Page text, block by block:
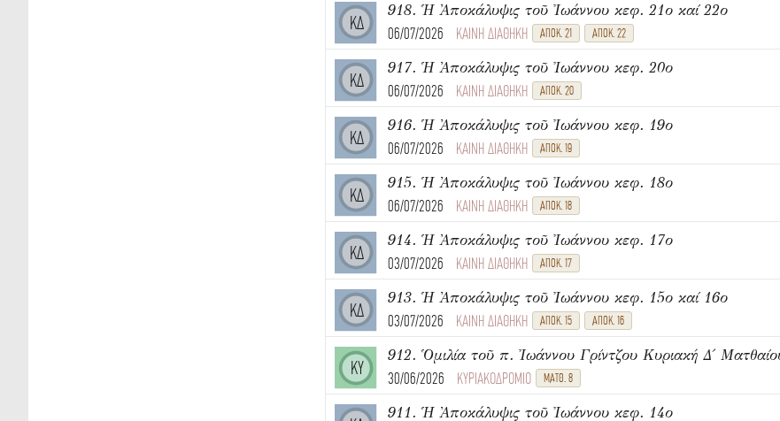
ΚΔ
918. Ἡ Ἀποκάλυψις τοῦ Ἰωάννου κεφ. 21ο καί 22ο
06/07/2026
ΚΑΙΝΗ ΔΙΑΘΗΚΗ ΑΠΟΚ. 21 ΑΠΟΚ. 22
ΚΔ
917. Ἡ Ἀποκάλυψις τοῦ Ἰωάννου κεφ. 20ο
06/07/2026
ΚΑΙΝΗ ΔΙΑΘΗΚΗ ΑΠΟΚ. 20
ΚΔ
916. Ἡ Ἀποκάλυψις τοῦ Ἰωάννου κεφ. 19ο
06/07/2026
ΚΑΙΝΗ ΔΙΑΘΗΚΗ ΑΠΟΚ. 19
ΚΔ
915. Ἡ Ἀποκάλυψις τοῦ Ἰωάννου κεφ. 18ο
06/07/2026
ΚΑΙΝΗ ΔΙΑΘΗΚΗ ΑΠΟΚ. 18
ΚΔ
914. Ἡ Ἀποκάλυψις τοῦ Ἰωάννου κεφ. 17ο
03/07/2026
ΚΑΙΝΗ ΔΙΑΘΗΚΗ ΑΠΟΚ. 17
ΚΔ
913. Ἡ Ἀποκάλυψις τοῦ Ἰωάννου κεφ. 15ο καί 16ο
03/07/2026
ΚΑΙΝΗ ΔΙΑΘΗΚΗ ΑΠΟΚ. 15 ΑΠΟΚ. 16
ΚΥ
30/06/2026
ΚΥΡΙΑΚΟΔΡΟΜΙΟ ΜΑΤΘ. 8
911. Ἡ Ἀποκάλυψις τοῦ Ἰωάννου κεφ. 14ο